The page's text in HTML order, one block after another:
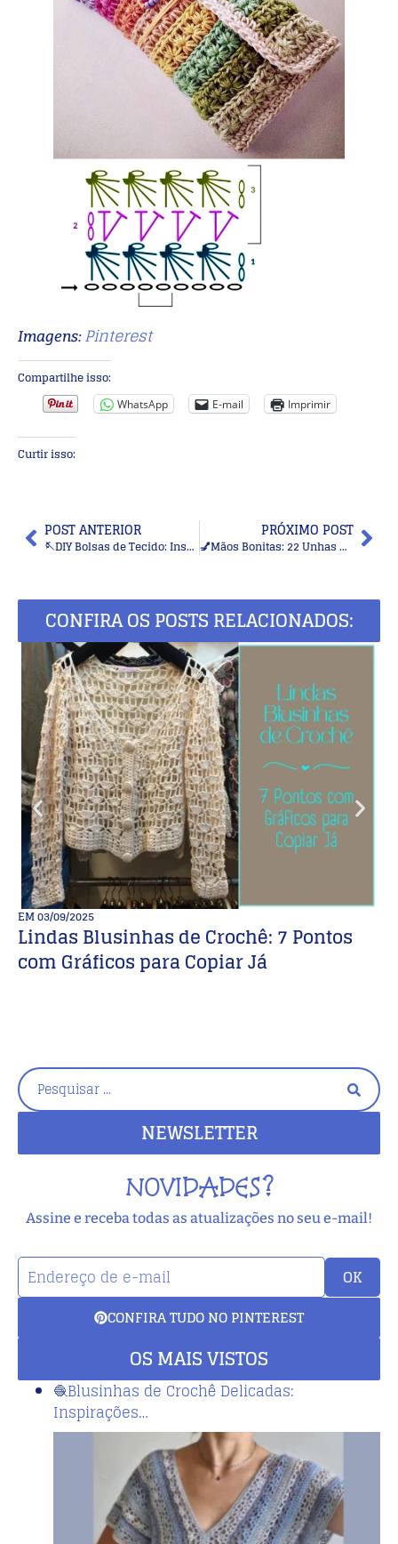
Imagens:Pinterest
Compartilhe isso:
WhatsApp E-mail Imprimir
Curtir isso:
POST ANTERIOR
🪡DIY Bolsas de Tecido: Inspire-se com 17 Modelos Florais Lindos e Criativos
PRÓXIMO POST
💅Mãos Bonitas: 22 Unhas Nude Elegantes que Valorizam Peles Claras e Morenas
CONFIRA OS POSTS RELACIONADOS:
EM03/09/2025
Lindas Blusinhas de Crochê: 7 Pontos
com Gráficos para Copiar Já
NEWSLETTER
NOVIDADES?
Assine e receba todas as atualizações no seu e-mail!
OK
CONFIRA TUDO NO PINTEREST
OS MAIS VISTOS
🧶Blusinhas de Crochê Delicadas:
Inspirações…